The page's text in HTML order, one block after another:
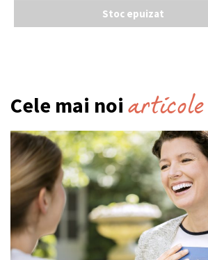
Stoc epuizat
Cele mai noi articole